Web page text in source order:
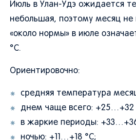
Июль в Улан-Удэ ожидается
небольшая, поэтому месяц
«около нормы» в июле
°C.
Ориентировочно:
средняя температура
днем чаще всего: +25…+32
в жаркие периоды:
ночью: +11…+18 °C;